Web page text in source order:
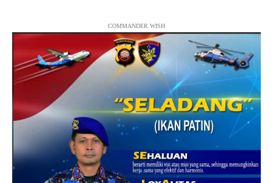
COMMANDER WISH